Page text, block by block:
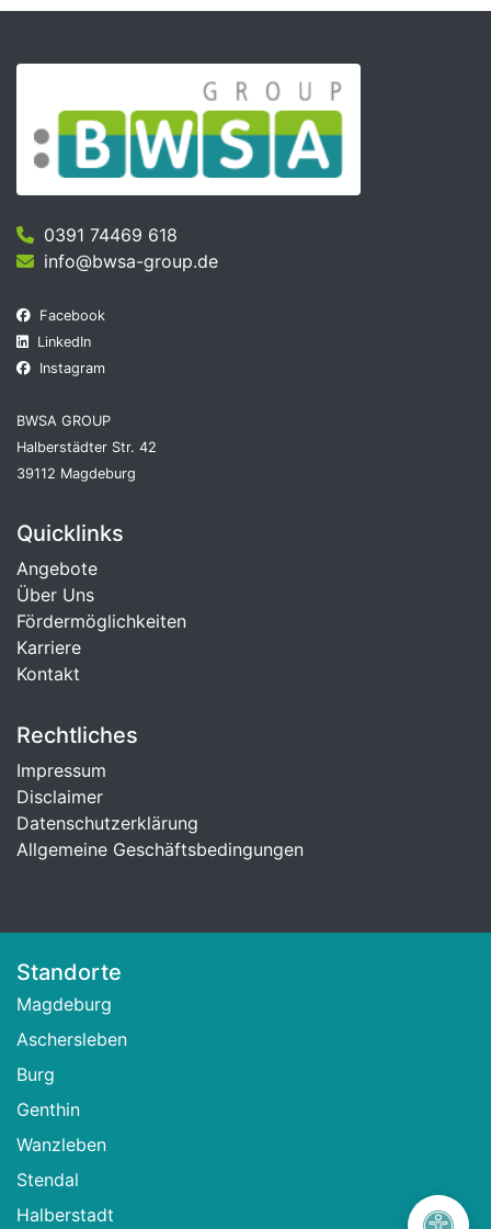
0391 74469 618
info@bwsa-group.de
Facebook
LinkedIn
Instagram
BWSA GROUP
Halberstädter Str. 42
39112 Magdeburg
Quicklinks
Angebote
Über Uns
Fördermöglichkeiten
Karriere
Kontakt
Rechtliches
Impressum
Disclaimer
Datenschutzerklärung
Allgemeine Geschäftsbedingungen
Standorte
Magdeburg
Aschersleben
Burg
Genthin
Wanzleben
Stendal
Halberstadt